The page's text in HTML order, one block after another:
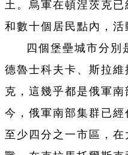
土。烏軍在頓涅茨克
和數十個居民點內，活
四個堡壘城市分別
德魯士科夫卡、斯拉
克，這幾乎都是俄軍
今，俄軍南部集群已
至少四分之一市區，